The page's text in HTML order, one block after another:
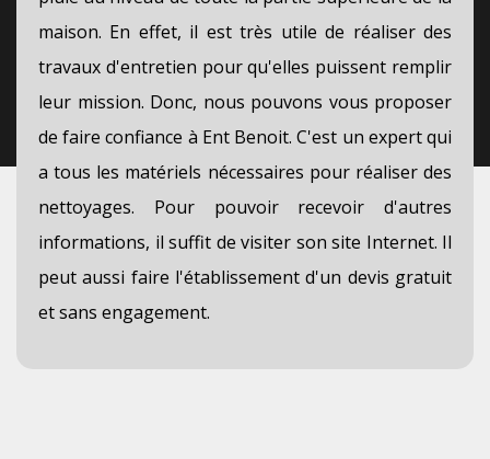
maison. En effet, il est très utile de réaliser des
travaux d'entretien pour qu'elles puissent remplir
leur mission. Donc, nous pouvons vous proposer
de faire confiance à Ent Benoit. C'est un expert qui
a tous les matériels nécessaires pour réaliser des
nettoyages. Pour pouvoir recevoir d'autres
informations, il suffit de visiter son site Internet. Il
peut aussi faire l'établissement d'un devis gratuit
et sans engagement.